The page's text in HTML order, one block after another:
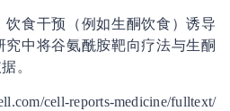
食干预（例如生酮饮食）诱导
中将谷氨酰胺靶向疗法与生酮
。
cell-reports-medicine/fulltext/